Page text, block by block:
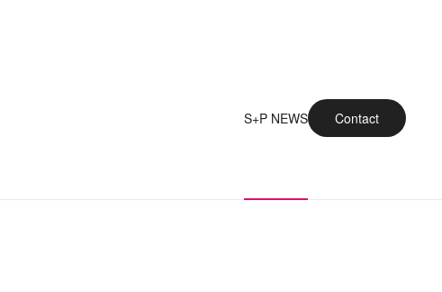
S+P NEWS Contact